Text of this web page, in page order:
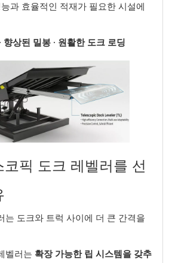
과 효율적인 적재가 필요한 시설에
향상된 밀봉 · 원활한 도크 로딩
픽 도크 레벨러를 선
는 도크와 트럭 사이에 더 큰 간격을
벨러는 확장 가능한 립 시스템을 갖추